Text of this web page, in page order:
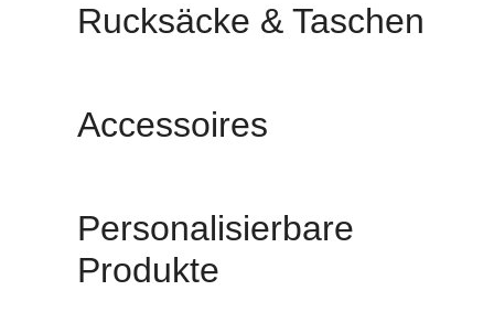
Rucksäcke & Taschen
Accessoires
Personalisierbare
Produkte